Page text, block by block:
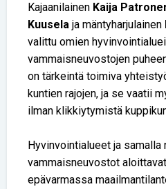
Kajaanilainen Kaija
Kuusela ja mäntyharjulainen
valittu omien
vammaisneuvostojen
on tärkeintä toimiva
kuntien rajojen, ja se vaatii
ilman klikkiytymistä
Hyvinvointialueet ja samalla
vammaisneuvostot
epävarmassa